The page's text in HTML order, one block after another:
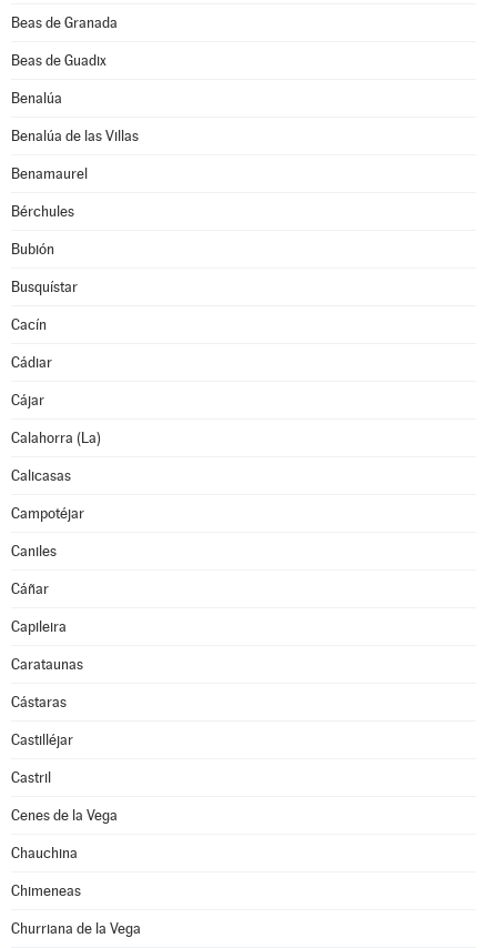
Beas de Granada
Beas de Guadix
Benalúa
Benalúa de las Villas
Benamaurel
Bérchules
Bubión
Busquístar
Cacín
Cádiar
Cájar
Calahorra (La)
Calicasas
Campotéjar
Caniles
Cáñar
Capileira
Carataunas
Cástaras
Castilléjar
Castril
Cenes de la Vega
Chauchina
Chimeneas
Churriana de la Vega